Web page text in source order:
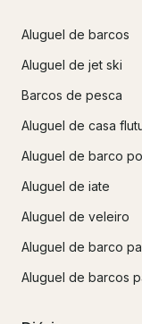
Aluguel de barcos
Aluguel de jet ski
Barcos de pesca
Aluguel de casa
Aluguel de barco
Aluguel de iate
Aluguel de veleiro
Aluguel de barco
Aluguel de barcos